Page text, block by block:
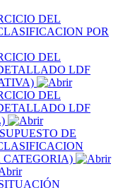
DEL
POR
DEL
LDF
DEL
LDF
DE
CATEGORIA)